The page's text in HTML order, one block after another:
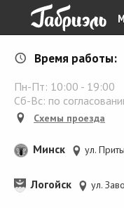
Время работы:
Пн-Пт: 10:00 - 19:00
Сб-Вс: по
Схемы проезда
Минск ул.
Логойск ул.